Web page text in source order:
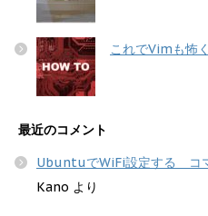
これでVimも怖
最近のコメント
UbuntuでWiFi設定する コ
Kano より